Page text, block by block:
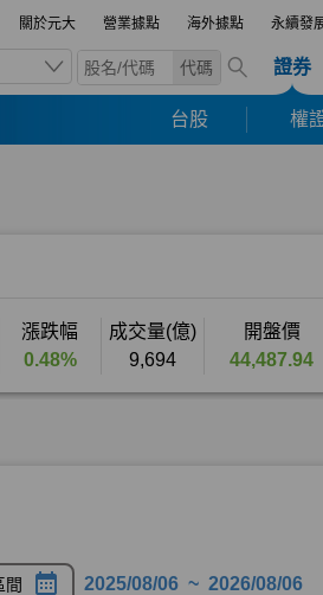
關於元大 營業據點 海外據點 永續發
代碼 證券
台股 權